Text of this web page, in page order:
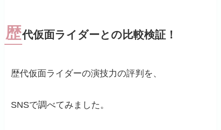
歴代仮面ライダーとの比較検証！
歴代仮面ライダーの演技力の評判を、
SNSで調べてみました。